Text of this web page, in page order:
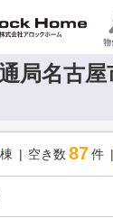
局名古
棟 空き数 87 件